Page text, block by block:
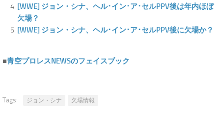
[WWE] ジョン・シナ、ヘル･イン･ア･セルPPV後は年内ほぼ
欠場？
[WWE] ジョン・シナ、ヘル･イン･ア･セルPPV後に欠場か？
■青空プロレスNEWSのフェイスブック
Tags: ジョン・シナ 欠場情報